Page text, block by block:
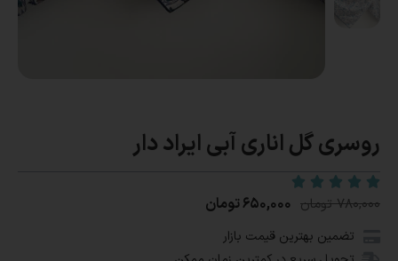
روسری گل اناری آبی ایراد دار
۷۸۰,۰۰۰ تومان ۶۵۰,۰۰۰تومان
تضمین بهترین قیمت بازار